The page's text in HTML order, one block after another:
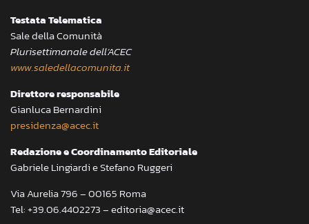
Testata Telematica
Sale della Comunità
Plurisettimanale dell’ACEC
www.saledellacomunita.it
Direttore responsabile
Gianluca Bernardini
presidenza@acec.it
Redazione e Coordinamento Editoriale
Gabriele Lingiardi e Stefano Ruggeri
Via Aurelia 796 – 00165 Roma
Tel: +39.06.4402273 – editoria@acec.it